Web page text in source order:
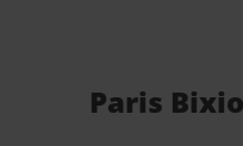
Paris